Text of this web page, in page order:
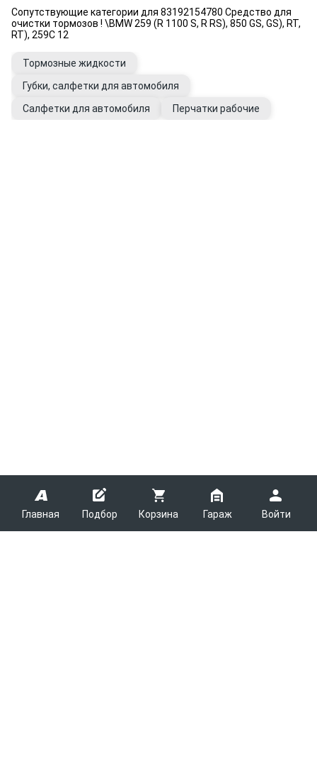
Главная Подбор Корзина Гараж Войти
Сопутствующие категории для 83192154780 Средство для
очистки тормозов ! \BMW 259 (R 1100 S, R RS), 850 GS, GS), RT,
RT), 259C 12
Тормозные жидкости
Губки, салфетки для автомобиля
Салфетки для автомобиля
Перчатки рабочие